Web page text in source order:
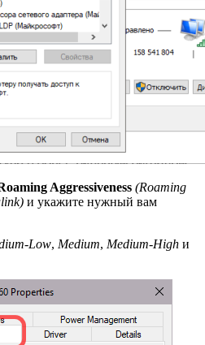
Aggressiveness (Roaming
и укажите нужный вам
Low, Medium, Medium-High и